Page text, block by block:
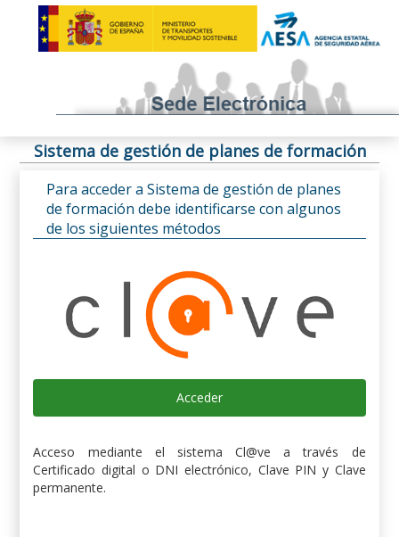
Sistema de gestión de planes de formación
Para acceder a Sistema de gestión de planes
de formación debe identificarse con algunos
de los siguientes métodos
Acceder
Acceso mediante el sistema Cl@ve a través de
Certificado digital o DNI electrónico, Clave PIN y Clave
permanente.